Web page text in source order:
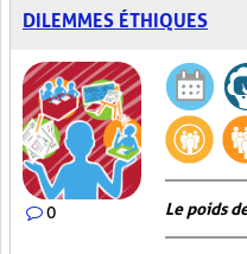
DILEMMES ÉTHIQUES
0 Le poids